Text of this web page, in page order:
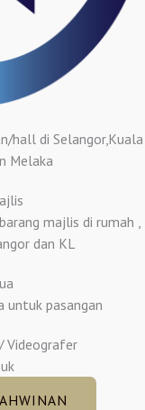
hall di Selangor,Kuala
Melaka
majlis di rumah ,
dan KL
untuk pasangan
Videografer